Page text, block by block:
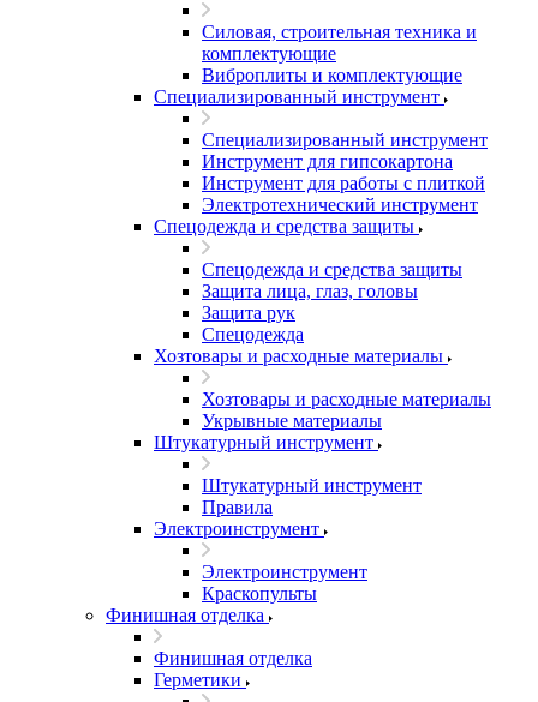
Силовая, строительная техника и
комплектующие
Виброплиты и комплектующие
Специализированный инструмент
Специализированный инструмент
Инструмент для гипсокартона
Инструмент для работы с плиткой
Электротехнический инструмент
Спецодежда и средства защиты
Спецодежда и средства защиты
Защита лица, глаз, головы
Защита рук
Спецодежда
Хозтовары и расходные материалы
Хозтовары и расходные материалы
Укрывные материалы
Штукатурный инструмент
Штукатурный инструмент
Правила
Электроинструмент
Электроинструмент
Краскопульты
Финишная отделка
Финишная отделка
Герметики